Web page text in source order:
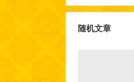
随机文章